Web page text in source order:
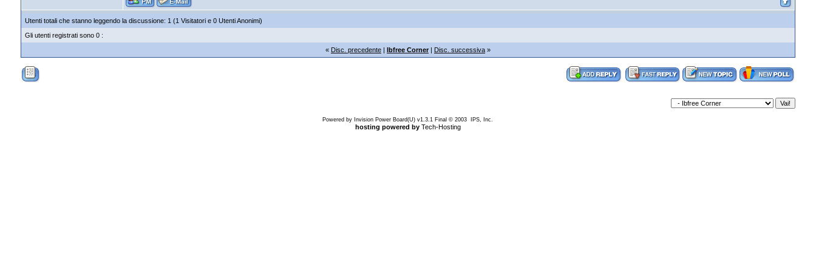
Utenti totali che stanno leggendo la discussione: 1 (1 Visitatori e 0 Utenti Anonimi)
Gli utenti registrati sono 0 :
« Disc. precedente| Ibfree Corner| Disc. successiva»
Powered by Invision Power Board(U) v1.3.1 Final © 2003 IPS, Inc.
hosting powered byTech-Hosting